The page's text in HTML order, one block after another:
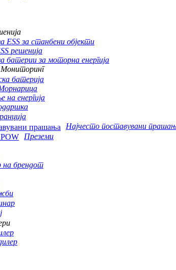
ESS за станбени објекти
решенија
батерии за моторна енергија
Мониторинг
батерија
на енергија
Најчесто поставувани
Преземи
на брендот